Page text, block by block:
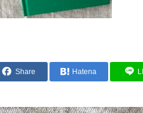
Share Hatena